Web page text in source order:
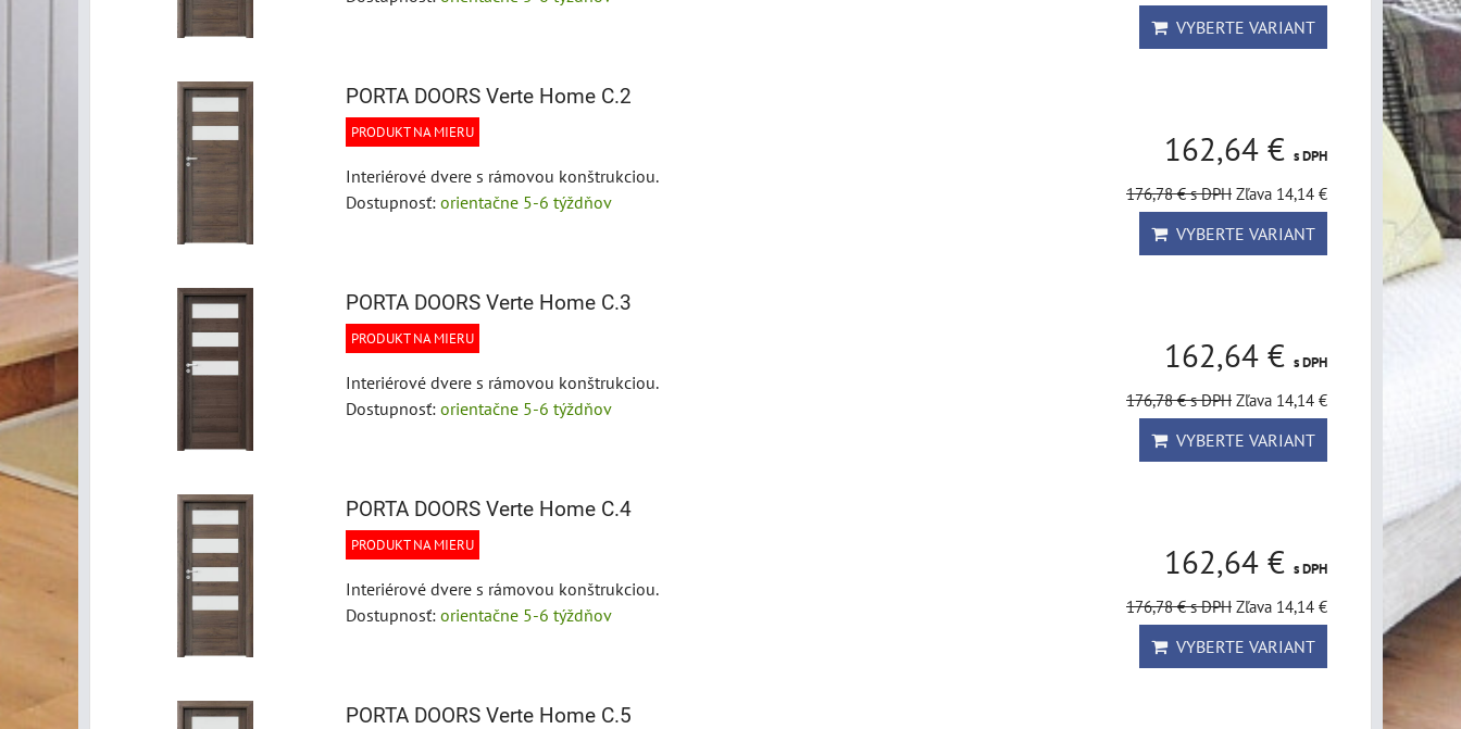
VYBERTE VARIANT
PORTA DOORS Verte Home C.2
PRODUKT NA MIERU
Interiérové dvere s rámovou konštrukciou.
Dostupnosť: orientačne 5-6 týždňov
162,64 € s DPH
176,78 €s DPH Zľava 14,14 €
VYBERTE VARIANT
PORTA DOORS Verte Home C.3
PRODUKT NA MIERU
Interiérové dvere s rámovou konštrukciou.
Dostupnosť: orientačne 5-6 týždňov
162,64 € s DPH
176,78 €s DPH Zľava 14,14 €
VYBERTE VARIANT
PORTA DOORS Verte Home C.4
PRODUKT NA MIERU
Interiérové dvere s rámovou konštrukciou.
Dostupnosť: orientačne 5-6 týždňov
162,64 € s DPH
176,78 €s DPH Zľava 14,14 €
VYBERTE VARIANT
PORTA DOORS Verte Home C.5